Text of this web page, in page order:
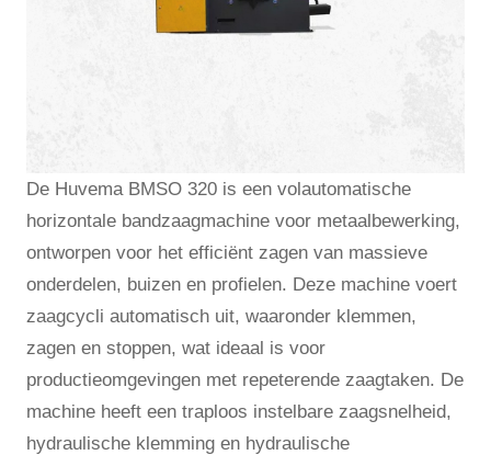
De Huvema BMSO 320 is een volautomatische
horizontale bandzaagmachine voor metaalbewerking,
ontworpen voor het efficiënt zagen van massieve
onderdelen, buizen en profielen. Deze machine voert
zaagcycli automatisch uit, waaronder klemmen,
zagen en stoppen, wat ideaal is voor
productieomgevingen met repeterende zaagtaken. De
machine heeft een traploos instelbare zaagsnelheid,
hydraulische klemming en hydraulische